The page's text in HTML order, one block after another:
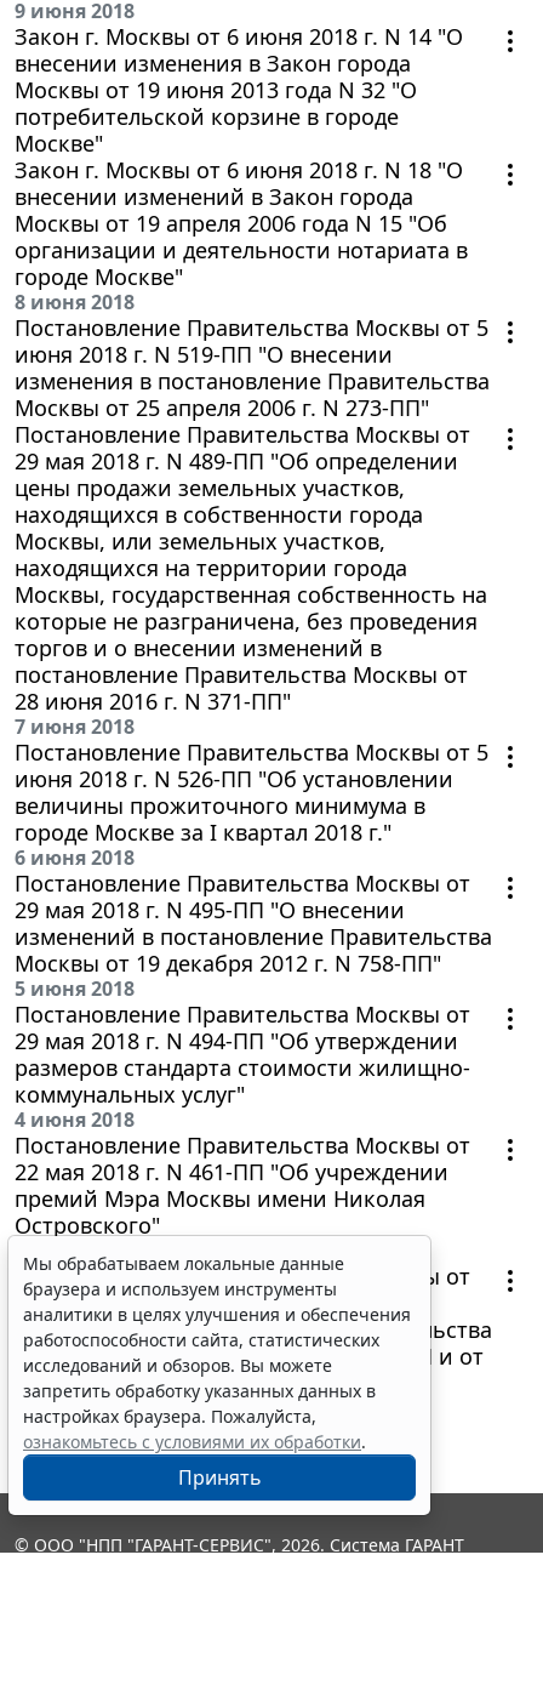
9 июня 2018
Закон г. Москвы от 6 июня 2018 г. N 14 "О
внесении изменения в Закон города
Москвы от 19 июня 2013 года N 32 "О
потребительской корзине в городе
Москве"
Закон г. Москвы от 6 июня 2018 г. N 18 "О
внесении изменений в Закон города
Москвы от 19 апреля 2006 года N 15 "Об
организации и деятельности нотариата в
городе Москве"
8 июня 2018
Постановление Правительства Москвы от 5
июня 2018 г. N 519-ПП "О внесении
изменения в постановление Правительства
Москвы от 25 апреля 2006 г. N 273-ПП"
Постановление Правительства Москвы от
29 мая 2018 г. N 489-ПП "Об определении
цены продажи земельных участков,
находящихся в собственности города
Москвы, или земельных участков,
находящихся на территории города
Москвы, государственная собственность на
которые не разграничена, без проведения
торгов и о внесении изменений в
постановление Правительства Москвы от
28 июня 2016 г. N 371-ПП"
7 июня 2018
Постановление Правительства Москвы от 5
июня 2018 г. N 526-ПП "Об установлении
величины прожиточного минимума в
городе Москве за I квартал 2018 г."
6 июня 2018
Постановление Правительства Москвы от
29 мая 2018 г. N 495-ПП "О внесении
изменений в постановление Правительства
Москвы от 19 декабря 2012 г. N 758-ПП"
5 июня 2018
Постановление Правительства Москвы от
29 мая 2018 г. N 494-ПП "Об утверждении
размеров стандарта стоимости жилищно-
коммунальных услуг"
4 июня 2018
Постановление Правительства Москвы от
22 мая 2018 г. N 461-ПП "Об учреждении
премий Мэра Москвы имени Николая
Островского"
1 июня 2018
Постановление Правительства Москвы от
24 мая 2018 г. N 485-ПП "О внесении
изменений в постановления Правительства
Москвы от 26 декабря 2012 г. N 849-ПП и от
30 сентября 2015 г. N 632-ПП"
Мы обрабатываем локальные данные
браузера и используем инструменты
аналитики в целях улучшения и обеспечения
работоспособности сайта, статистических
исследований и обзоров. Вы можете
запретить обработку указанных данных в
настройках браузера. Пожалуйста,
ознакомьтесь с условиями их обработки.
Принять
© ООО "НПП "ГАРАНТ-СЕРВИС", 2026. Система ГАРАНТ